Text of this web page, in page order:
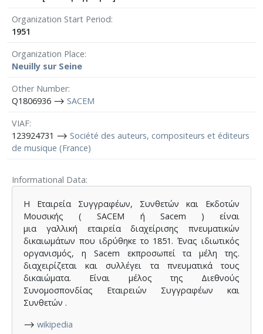
Organization Start Period
1951
Organization Place
Neuilly sur Seine
Other Number
Q1806936 ⟶ SACEM
VIAF
123924731 ⟶ Société des auteurs, compositeurs et éditeurs
de musique (France)
Informational Data
Η Εταιρεία Συγγραφέων, Συνθετών και Εκδοτών
Μουσικής ( SACEM ή Sacem ) είναι
μια γαλλική εταιρεία διαχείρισης πνευματικών
δικαιωμάτων που ιδρύθηκε το 1851. Ένας ιδιωτικός
οργανισμός, η Sacem εκπροσωπεί τα μέλη της.
διαχειρίζεται και συλλέγει τα πνευματικά τους
δικαιώματα. Είναι μέλος της Διεθνούς
Συνομοσπονδίας Εταιρειών Συγγραφέων και
Συνθετών .
⟶wikipedia